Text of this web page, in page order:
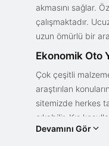
akmasını sağlar.
çalışmaktadır.
uzun ömürlü bir
Ekonomik Oto
Çok çeşitli
araştırılan
sitemizde herkes
çıkabilir. Kış
bir tasarım ve
Devamını Gör